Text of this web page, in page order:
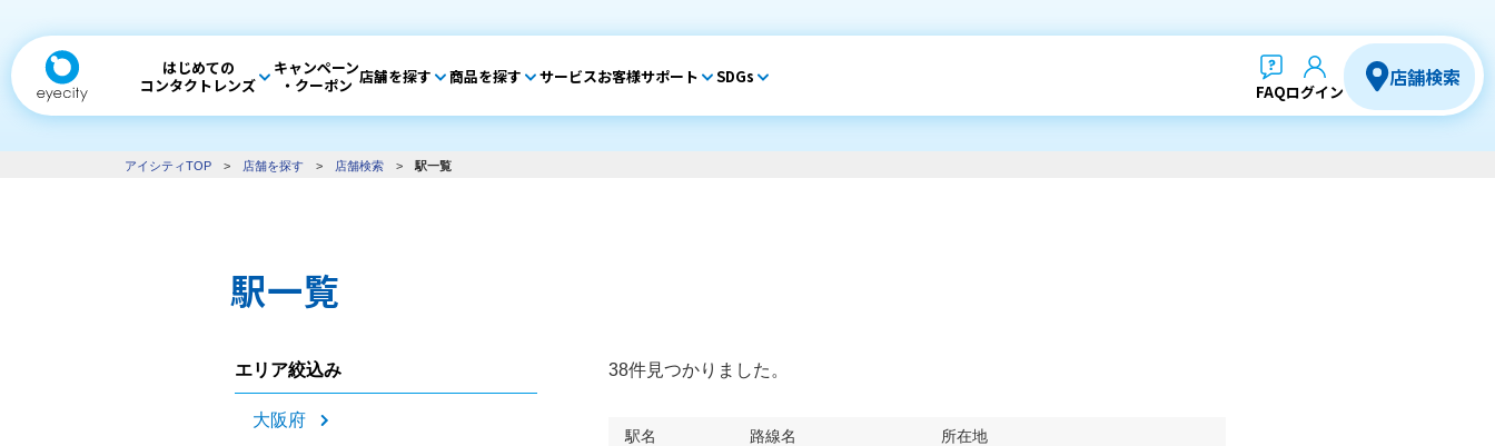
はじめての
コンタクトレンズ
キャンペーン
・クーポン 店舗を探す 商品を探す サービスお客様サポート SDGs
FAQログイン
店舗検索
アイシティTOP > 店舗を探す > 店舗検索 > 駅一覧
駅一覧
エリア絞込み
大阪府
38件見つかりました。
駅名 路線名 所在地